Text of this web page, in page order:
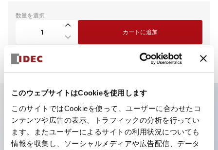
このウェブサイトはCookieを使用します
このサイトではCookieを使って、ユーザーに合わせたコ
ンテンツや広告の表示、トラフィックの分析を行ってい
ます。またユーザーによるサイトの利用状況についても
情報を収集し、ソーシャルメディアや広告配信、データ
数量を選択
カートに追加
主な特長
工作機械や産業機械を上下左右に頻繁に方向転換させると